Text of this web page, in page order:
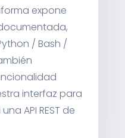
expone
documentada,
/ Bash /
interfaz para
API REST de